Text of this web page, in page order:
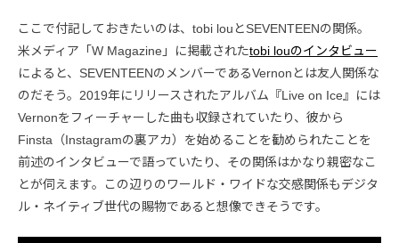
ここで付記しておきたいのは、tobi louとSEVENTEENの関係。
米メディア「W Magazine」に掲載されたtobi louのインタビュー
によると、SEVENTEENのメンバーであるVernonとは友人関係な
のだそう。2019年にリリースされたアルバム『Live on Ice』には
Vernonをフィーチャーした曲も収録されていたり、彼から
Finsta（Instagramの裏アカ）を始めることを勧められたことを
前述のインタビューで語っていたり、その関係はかなり親密なこ
とが伺えます。この辺りのワールド・ワイドな交感関係もデジタ
ル・ネイティブ世代の賜物であると想像できそうです。